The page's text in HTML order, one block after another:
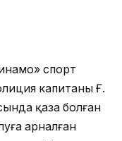
спорт
капитаны Ғ.
қаза болған
арналған